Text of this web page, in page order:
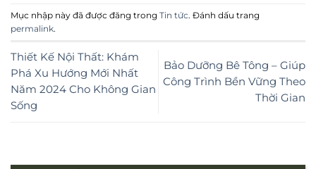
Mục nhập này đã được đăng trong Tin tức. Đánh dấu trang
permalink.
Thiết Kế Nội Thất: Khám
Phá Xu Hướng Mới Nhất
Năm 2024 Cho Không Gian
Sống
Bảo Dưỡng Bê Tông – Giúp
Công Trình Bền Vững Theo
Thời Gian